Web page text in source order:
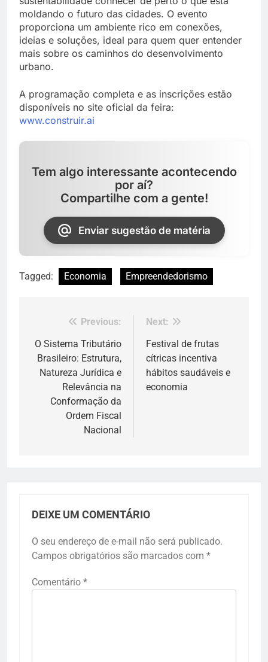
moldando o futuro das cidades. O evento
proporciona um ambiente rico em conexões,
ideias e soluções, ideal para quem quer entender
mais sobre os caminhos do desenvolvimento
urbano.
A programação completa e as inscrições estão
disponíveis no site oficial da feira:
www.construir.ai
Tem algo interessante acontecendo
por aí?
Compartilhe com a gente!
Enviar sugestão de matéria
Tagged: Economia Empreendedorismo
Navegação
de
Post
Previous:
O Sistema Tributário
Brasileiro: Estrutura,
Natureza Jurídica e
Relevância na
Conformação da
Ordem Fiscal
Nacional
Next:
Festival de frutas
cítricas incentiva
hábitos saudáveis e
economia
DEIXE UM COMENTÁRIO
O seu endereço de e-mail não será publicado.
Campos obrigatórios são marcados com *
Comentário *